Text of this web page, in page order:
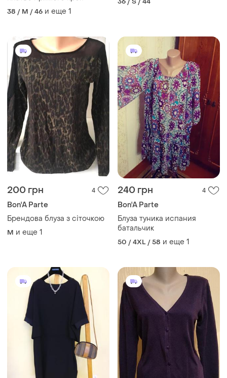
38 / M / 46 и еще 1
200 грн 4
Bon'A Parte
Брендова блуза з сіточкою
M и еще 1
240 грн 4
Bon'A Parte
Блуза туника испания
батальчик
50 / 4XL / 58 и еще 1